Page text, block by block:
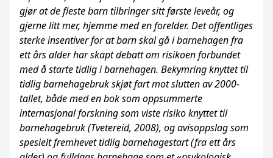
gjør at de fleste barn tilbringer sitt første leveår, og
gjerne litt mer, hjemme med en forelder. Det offentliges
sterke insentiver for at barn skal gå i barnehagen fra
ett års alder har skapt debatt om risikoen forbundet
med å starte tidlig i barnehagen. Bekymring knyttet til
tidlig barnehagebruk skjøt fart mot slutten av 2000-
tallet, både med en bok som oppsummerte
internasjonal forskning som viste risiko knyttet til
barnehagebruk (Tvetereid, 2008), og avisoppslag som
spesielt fremhevet tidlig barnehagestart (fra ett års